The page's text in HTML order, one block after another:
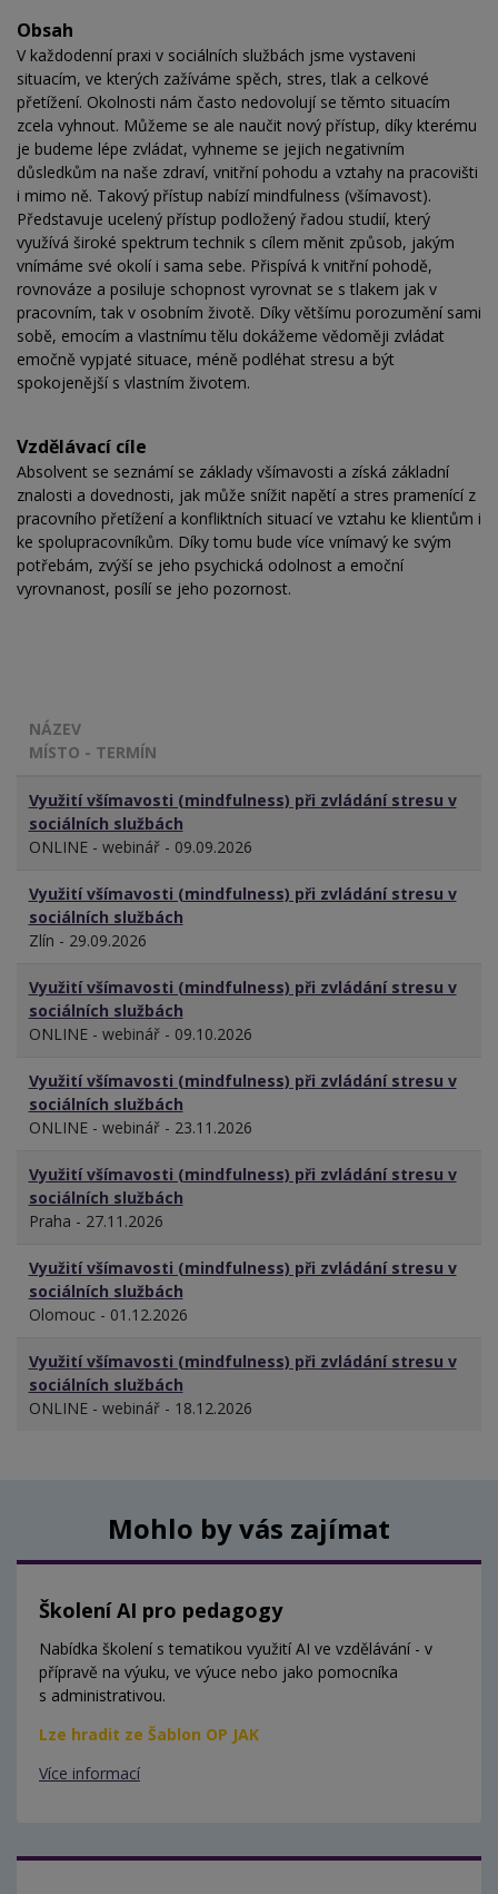
Obsah
V každodenní praxi v sociálních službách jsme vystaveni
situacím, ve kterých zažíváme spěch, stres, tlak a celkové
přetížení. Okolnosti nám často nedovolují se těmto situacím
zcela vyhnout. Můžeme se ale naučit nový přístup, díky kterému
je budeme lépe zvládat, vyhneme se jejich negativním
důsledkům na naše zdraví, vnitřní pohodu a vztahy na pracovišti
i mimo ně. Takový přístup nabízí mindfulness (všímavost).
Představuje ucelený přístup podložený řadou studií, který
využívá široké spektrum technik s cílem měnit způsob, jakým
vnímáme své okolí i sama sebe. Přispívá k vnitřní pohodě,
rovnováze a posiluje schopnost vyrovnat se s tlakem jak v
pracovním, tak v osobním životě. Díky většímu porozumění sami
sobě, emocím a vlastnímu tělu dokážeme vědoměji zvládat
emočně vypjaté situace, méně podléhat stresu a být
spokojenější s vlastním životem.
Vzdělávací cíle
Absolvent se seznámí se základy všímavosti a získá základní
znalosti a dovednosti, jak může snížit napětí a stres pramenící z
pracovního přetížení a konfliktních situací ve vztahu ke klientům i
ke spolupracovníkům. Díky tomu bude více vnímavý ke svým
potřebám, zvýší se jeho psychická odolnost a emoční
vyrovnanost, posílí se jeho pozornost.
NÁZEV
MÍSTO - TERMÍN
Využití všímavosti (mindfulness) při zvládání stresu v
sociálních službách
ONLINE - webinář - 09.09.2026
Využití všímavosti (mindfulness) při zvládání stresu v
sociálních službách
Zlín - 29.09.2026
Využití všímavosti (mindfulness) při zvládání stresu v
sociálních službách
ONLINE - webinář - 09.10.2026
Využití všímavosti (mindfulness) při zvládání stresu v
sociálních službách
ONLINE - webinář - 23.11.2026
Využití všímavosti (mindfulness) při zvládání stresu v
sociálních službách
Praha - 27.11.2026
Využití všímavosti (mindfulness) při zvládání stresu v
sociálních službách
Olomouc - 01.12.2026
Využití všímavosti (mindfulness) při zvládání stresu v
sociálních službách
ONLINE - webinář - 18.12.2026
Mohlo by vás zajímat
Školení AI pro pedagogy
Nabídka školení s tematikou využití AI ve vzdělávání - v
přípravě na výuku, ve výuce nebo jako pomocníka
s administrativou.
Lze hradit ze Šablon OP JAK
Více informací